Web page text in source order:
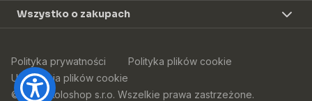
Wszystko o zakupach
Polityka prywatności
Polityka plików cookie
Ustawienia plików cookie
© 2026 Koloshop s.r.o. Wszelkie prawa zastrzeżone.